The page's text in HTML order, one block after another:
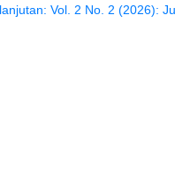
Vol. 2 No. 2 (2026):